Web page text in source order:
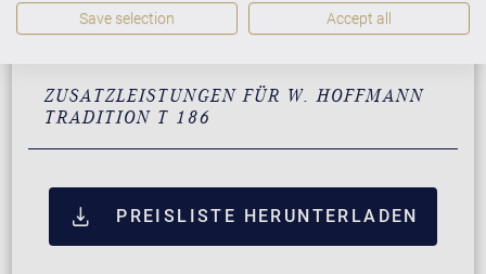
Mahagoni mit Messing 41.900 €
ZUSATZLEISTUNGEN FÜR W. HOFFMANN
TRADITION T 186
PREISLISTE HERUNTERLADEN
Save selection Accept all